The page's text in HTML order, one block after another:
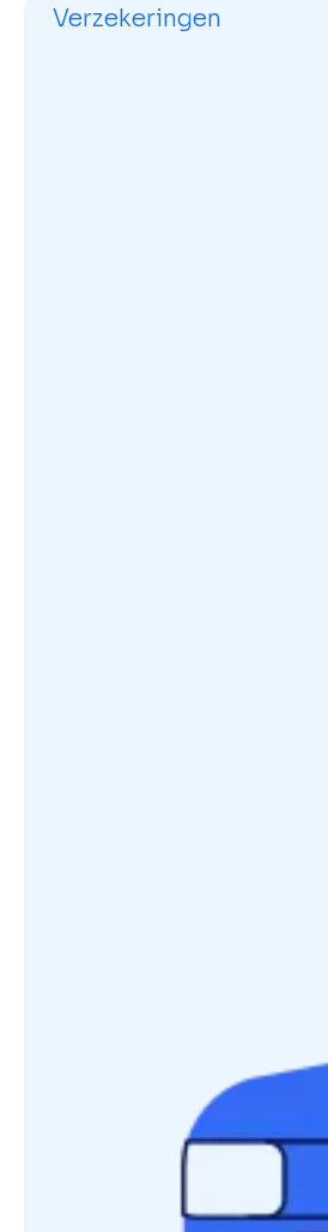
Verzekeringen